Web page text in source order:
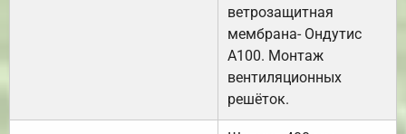
ветрозащитная
мембрана- Ондутис
А100. Монтаж
вентиляционных
решёток.